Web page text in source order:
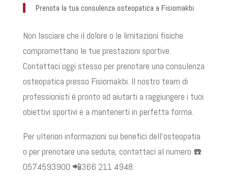
Prenota la tua consulenza osteopatica a Fisiomakbi
Non lasciare che il dolore o le limitazioni fisiche
compromettano le tue prestazioni sportive.
Contattaci oggi stesso per prenotare una consulenza
osteopatica presso Fisiomakbi. Il nostro team di
professionisti è pronto ad aiutarti a raggiungere i tuoi
obiettivi sportivi e a mantenerti in perfetta forma.
Per ulteriori informazioni sui benefici dell’osteopatia
o per prenotare una seduta, contattaci al numero ☎️
0574593900 📲366 211 4948.